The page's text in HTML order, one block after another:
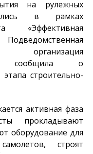
на рулежных
в рамках
«Эффективная
сообщила о
строительно-
активная фаза
прокладывают
оборудование для
строят